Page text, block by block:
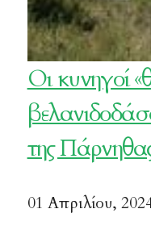
Οι κυνηγοί
της
01 Απριλίου,